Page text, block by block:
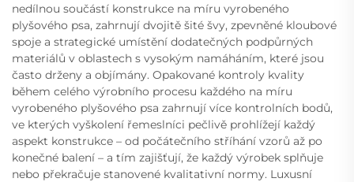
nedílnou součástí konstrukce na míru vyrobeného
plyšového psa, zahrnují dvojitě šité švy, zpevněné kloubové
spoje a strategické umístění dodatečných podpůrných
materiálů v oblastech s vysokým namáháním, které jsou
často drženy a objímány. Opakované kontroly kvality
během celého výrobního procesu každého na míru
vyrobeného plyšového psa zahrnují více kontrolních bodů,
ve kterých vyškolení řemeslníci pečlivě prohlížejí každý
aspekt konstrukce – od počátečního stříhání vzorů až po
konečné balení – a tím zajišťují, že každý výrobek splňuje
nebo překračuje stanovené kvalitativní normy. Luxusní